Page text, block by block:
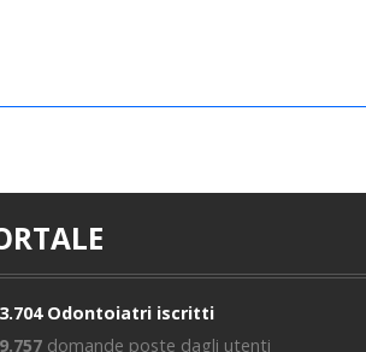
3.704Odontoiatri iscritti
9.757 domande poste dagli utenti